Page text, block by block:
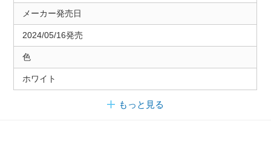
メーカー発売日
2024/05/16発売
色
ホワイト
もっと見る